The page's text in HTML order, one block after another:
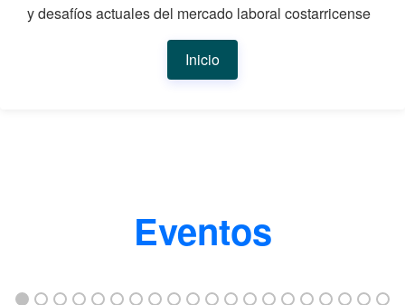
y desafíos actuales del mercado laboral costarricense
Inicio
Eventos